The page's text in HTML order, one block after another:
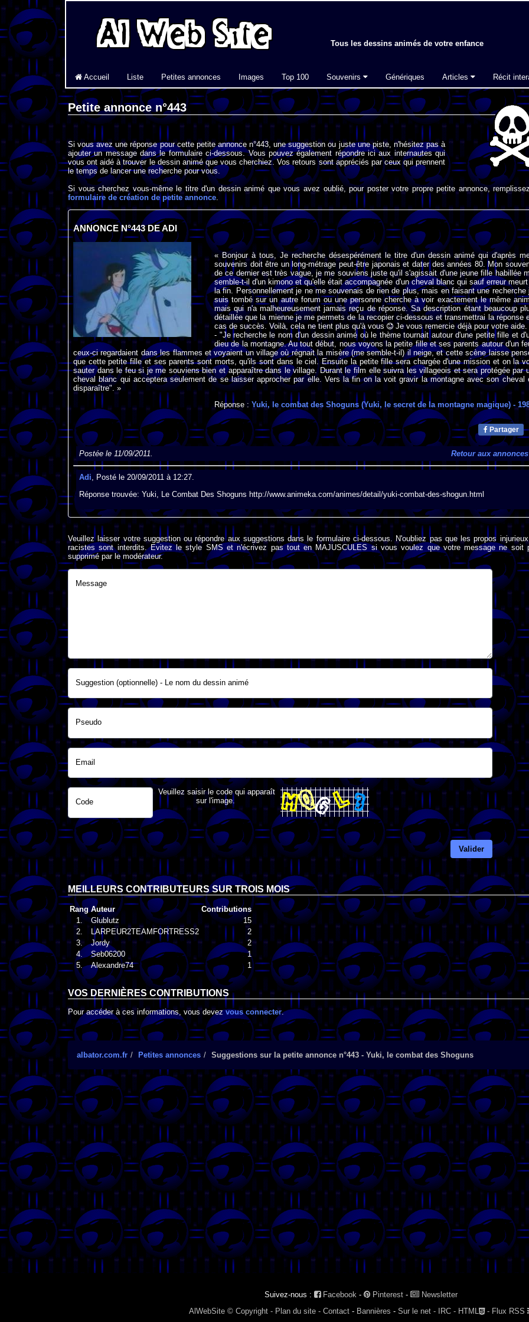
Tous les dessins animés de votre enfance
Accueil Liste Petites annonces Images Top 100 Souvenirs Génériques Articles Récit
Petite annonce n°443
Si vous avez une réponse pour cette petite annonce n°443, une suggestion ou juste une piste, n'hésitez pas à
ajouter un message dans le formulaire ci-dessous. Vous pouvez également répondre ici aux internautes qui
vous ont aidé à trouver le dessin animé que vous cherchiez. Vos retours sont appréciés par ceux qui prennent
le temps de lancer une recherche pour vous.
Si vous cherchez vous-même le titre d'un dessin animé que vous avez oublié, pour poster votre propre petite annonce,
formulaire de création de petite annonce.
ANNONCE N°443 DE ADI
« Bonjour à tous, Je recherche désespérément le titre d'un dessin animé qui d'après
souvenirs doit être un long-métrage peut-être japonais et dater des années 80. Mon
de ce dernier est très vague, je me souviens juste qu'il s'agissait d'une jeune fille habillée
semble-t-il d'un kimono et qu'elle était accompagnée d'un cheval blanc qui sauf erreur
la fin. Personnellement je ne me souvenais de rien de plus, mais en faisant une recherche
suis tombé sur un autre forum ou une personne cherche à voir exactement le même
mais qui n'a malheureusement jamais reçu de réponse. Sa description étant beaucoup
détaillée que la mienne je me permets de la recopier ci-dessous et transmettrai la réponse
cas de succès. Voilà, cela ne tient plus qu'à vous
Je vous remercie déjà pour votre aide.
- "Je recherche le nom d'un dessin animé où le thème tournait autour d'une petite fille et
dieu de la montagne. Au tout début, nous voyons la petite fille et ses parents autour d'un
ceux-ci regardaient dans les flammes et voyaient un village où régnait la misère (me semble-t-il) il neige, et cette scène laisse
que cette petite fille et ses parents sont morts, qu'ils sont dans le ciel. Ensuite la petite fille sera chargée d'une mission et on la
sauter dans le feu si je me souviens bien et apparaître dans le village. Durant le film elle suivra les villageois et sera protégée par
cheval blanc qui acceptera seulement de se laisser approcher par elle. Vers la fin on la voit gravir la montagne avec son cheval
disparaître". »
Réponse :Yuki, le combat des Shoguns (Yuki, le secret de la montagne magique) -
Partager
Postée le 11/09/2011. Retour aux annonces
Adi, Posté le 20/09/2011 à 12:27.
Réponse trouvée: Yuki, Le Combat Des Shoguns http://www.animeka.com/animes/detail/yuki-combat-des-shogun.html
Veuillez laisser votre suggestion ou répondre aux suggestions dans le formulaire ci-dessous. N'oubliez pas que les propos
racistes sont interdits. Evitez le style SMS et n'écrivez pas tout en MAJUSCULES si vous voulez que votre message ne soit
supprimé par le modérateur.
Message
Suggestion (optionnelle) - Le nom du dessin animé
Pseudo
Email
Code
Veuillez saisir le code qui apparaît
sur l'image.
Valider
MEILLEURS CONTRIBUTEURS SUR TROIS MOIS
Rang Auteur
Contributions
1.
Glublutz
15
2.
LARPEUR2TEAMFORTRESS2
2
3.
Jordy
2
4.
Seb06200
1
5.
Alexandre74 1
VOS DERNIÈRES CONTRIBUTIONS
Pour accéder à ces informations, vous devezvous connecter.
albator.com.fr Petites annonces Suggestions sur la petite annonce n°443 - Yuki, le combat des Shoguns
Suivez-nous : Facebook - Pinterest -
Newsletter
AlWebSite © Copyright - Plan du site - Contact - Bannières -Sur le net - IRC - HTML - Flux RSS